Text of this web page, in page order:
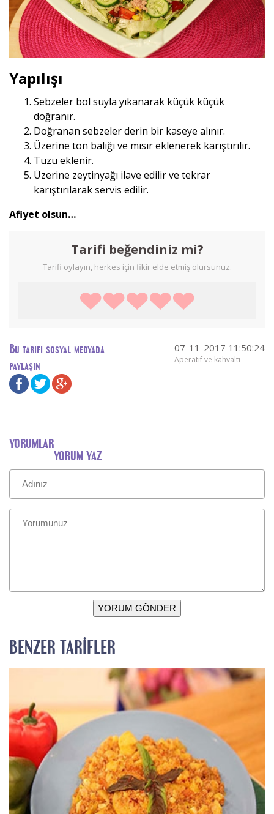
Yapılışı
Sebzeler bol suyla yıkanarak küçük küçük
doğranır.
Doğranan sebzeler derin bir kaseye alınır.
Üzerine ton balığı ve mısır eklenerek karıştırılır.
Tuzu eklenir.
Üzerine zeytinyağı ilave edilir ve tekrar
karıştırılarak servis edilir.
Afiyet olsun…
Tarifi beğendiniz mi?
Tarifi oylayın, herkes için fikir elde etmiş olursunuz.
Bu tarifi sosyal medyada
paylaşın
07-11-2017 11:50:24
Aperatif ve kahvaltı
YORUMLAR
YORUM YAZ
YORUM GÖNDER
BENZER TARIFLER